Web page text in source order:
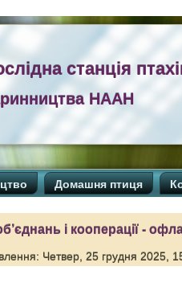
станція
НААН
Домашня птиця
і кооперації -
Четвер, 25 грудня 2025,